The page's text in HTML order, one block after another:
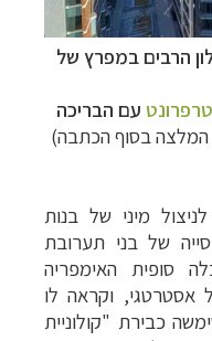
הרבים במפרץ של
עם הבריכה
בסוף הכתבה)
מיני של בנות
של בני תערובת
בשנת 1814 קבלה סופית האימפריה
אסטרטגי, וקראה לו
כבירת "קולוניית